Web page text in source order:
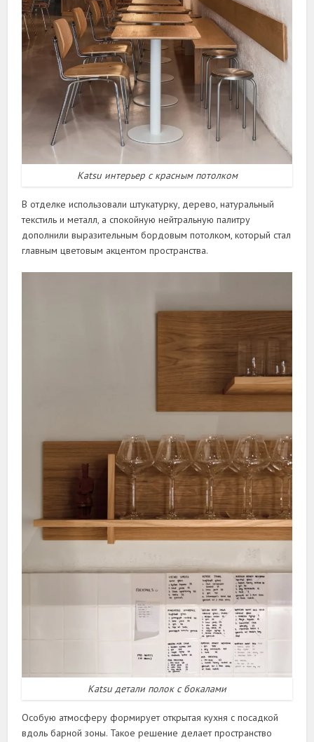
Katsu интерьер с красным потолком
В отделке использовали штукатурку, дерево, натуральный
текстиль и металл, а спокойную нейтральную палитру
дополнили выразительным бордовым потолком, который стал
главным цветовым акцентом пространства.
Katsu детали полок с бокалами
Особую атмосферу формирует открытая кухня с посадкой
вдоль барной зоны. Такое решение делает пространство